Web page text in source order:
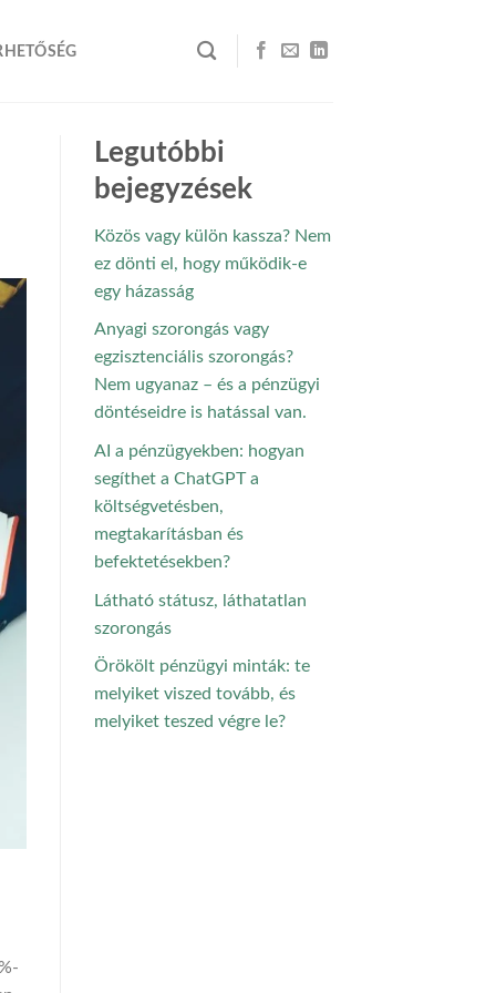
Legutóbbi
bejegyzések
Közös vagy külön kassza? Nem
ez dönti el, hogy működik-e
egy házasság
Anyagi szorongás vagy
egzisztenciális szorongás?
Nem ugyanaz – és a pénzügyi
döntéseidre is hatással van.
AI a pénzügyekben: hogyan
segíthet a ChatGPT a
költségvetésben,
megtakarításban és
befektetésekben?
Látható státusz, láthatatlan
szorongás
Örökölt pénzügyi minták: te
melyiket viszed tovább, és
melyiket teszed végre le?